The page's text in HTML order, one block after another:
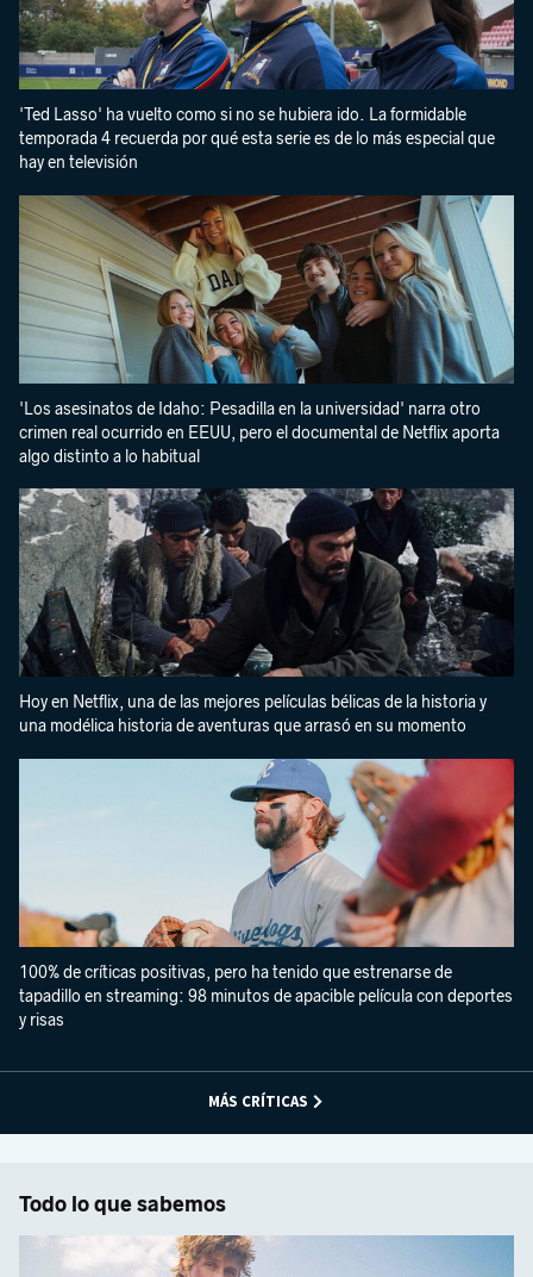
'Ted Lasso' ha vuelto como si no se hubiera ido. La formidable
temporada 4 recuerda por qué esta serie es de lo más especial que
hay en televisión
'Los asesinatos de Idaho: Pesadilla en la universidad' narra otro
crimen real ocurrido en EEUU, pero el documental de Netflix aporta
algo distinto a lo habitual
Hoy en Netflix, una de las mejores películas bélicas de la historia y
una modélica historia de aventuras que arrasó en su momento
100% de críticas positivas, pero ha tenido que estrenarse de
tapadillo en streaming: 98 minutos de apacible película con deportes
y risas
MÁS CRÍTICAS
Todo lo que sabemos